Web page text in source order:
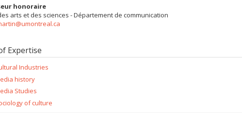
honoraire
arts et des sciences - Département de communication
Expertise
Industries
history
Studies
of culture